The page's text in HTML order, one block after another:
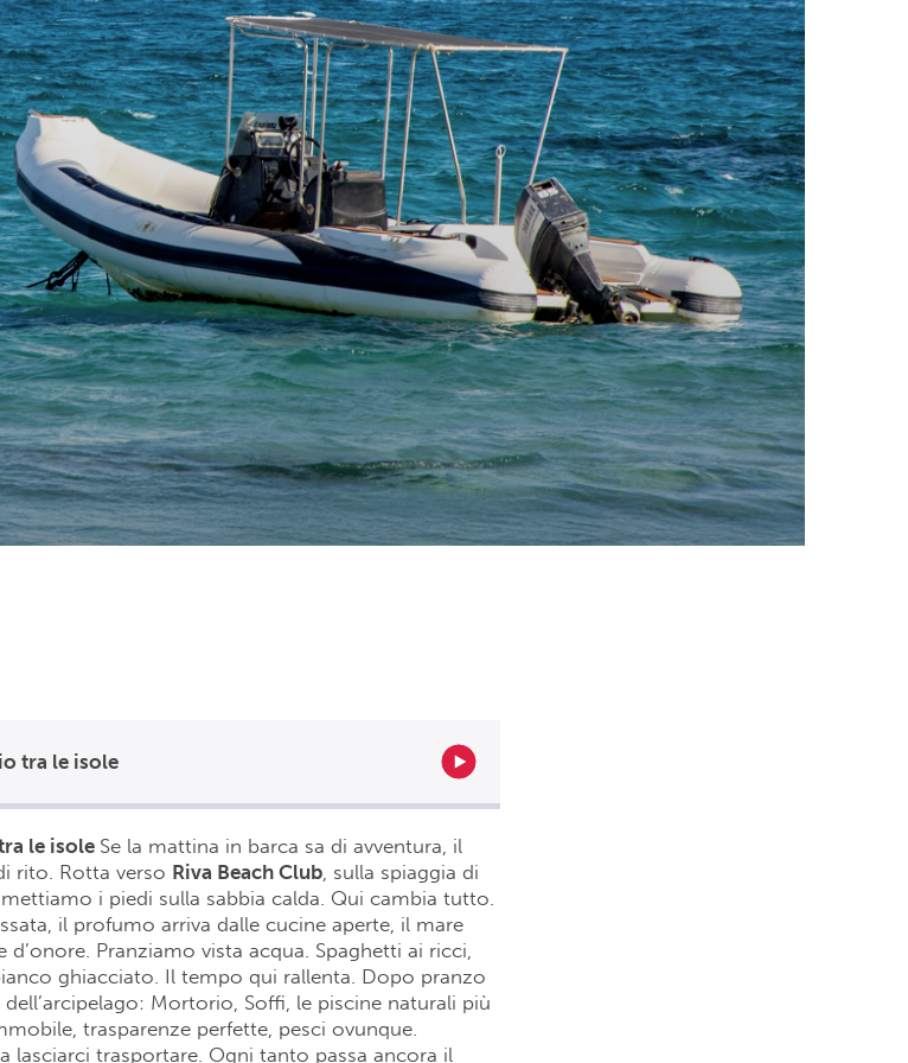
tra le isole
le isole Se la mattina in barca sa di avventura, il
rito. Rotta verso Riva Beach Club, sulla spiaggia di
i piedi sulla sabbia calda. Qui cambia tutto.
il profumo arriva dalle cucine aperte, il mare
Pranziamo vista acqua. Spaghetti ai ricci,
ghiacciato. Il tempo qui rallenta. Dopo pranzo
Mortorio, Soffi, le piscine naturali più
trasparenze perfette, pesci ovunque.
lasciarci trasportare. Ogni tanto passa ancora il